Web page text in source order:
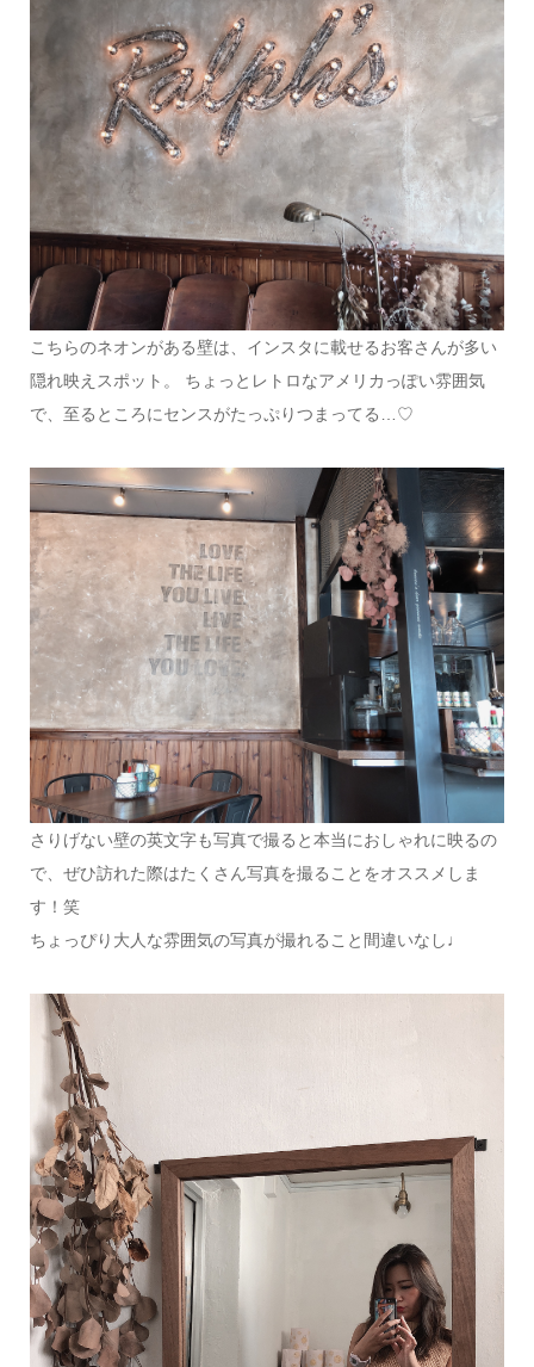
こちらのネオンがある壁は、インスタに載せるお客さんが多い
隠れ映えスポット。 ちょっとレトロなアメリカっぽい雰囲気
で、至るところにセンスがたっぷりつまってる…♡
さりげない壁の英文字も写真で撮ると本当におしゃれに映るの
で、ぜひ訪れた際はたくさん写真を撮ることをオススメしま
す！笑
ちょっぴり大人な雰囲気の写真が撮れること間違いなし♩